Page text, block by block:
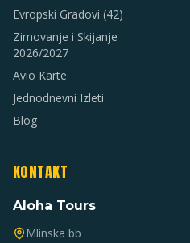
Evropski Gradovi (42)
Zimovanje i Skijanje
2026/2027
Avio Karte
Jednodnevni Izleti
Blog
KONTAKT
Aloha Tours
Mlinska bb